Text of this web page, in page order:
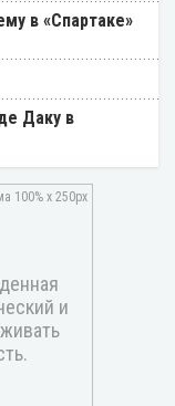
в «Спартаке»
Даку в